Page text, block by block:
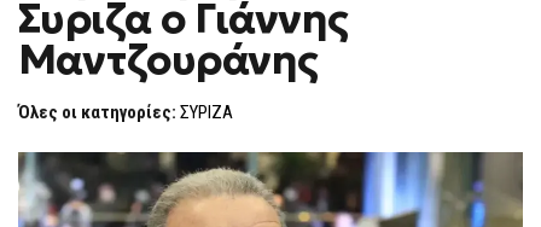
ΣΥΡΙΖΑ
Ο
ΓΙΆΝΝΗΣ
ΜΑΝΤΖΟΥΡΆΝΗΣ
Συριζα ο Γιάννης
Μαντζουράνης
Όλες οι κατηγορίες: ΣΥΡΙΖΑ